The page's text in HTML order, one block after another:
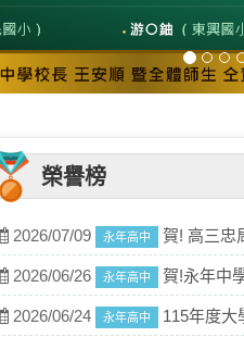
榮譽榜
2026/07/09 永年高中 賀! 高三忠周〇彬
2026/06/26 永年高中 賀!永年中學吳O
2026/06/24 永年高中 115年度大